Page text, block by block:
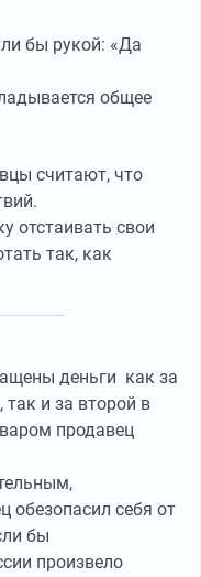
бы рукой: «Да
общее
считают, что
отстаивать свои
так, как
деньги как за
и за второй в
продавец
обезопасил себя от
бы
произвело